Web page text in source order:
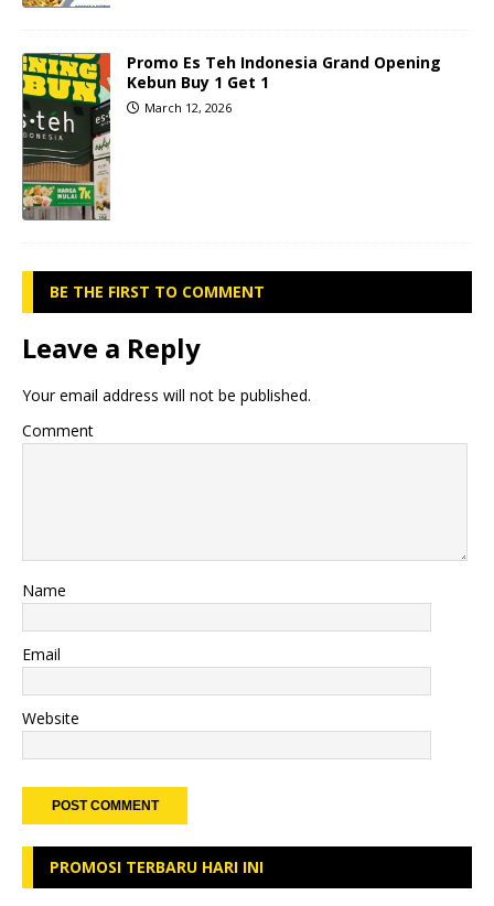
Promo Es Teh Indonesia Grand Opening
Kebun Buy 1 Get 1
March 12, 2026
BE THE FIRST TO COMMENT
Leave a Reply
Your email address will not be published.
Comment
Name
Email
Website
PROMOSI TERBARU HARI INI